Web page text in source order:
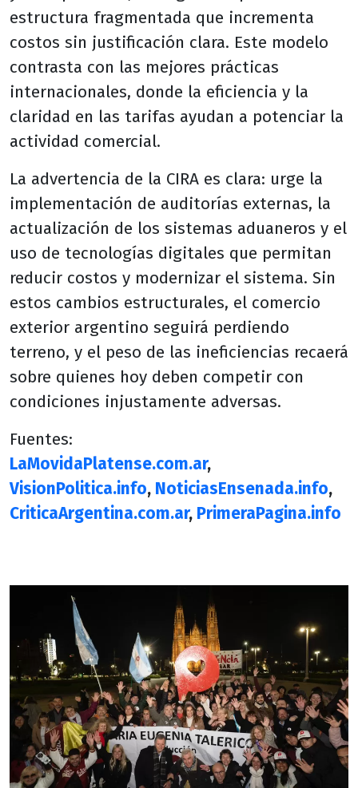
estructura fragmentada que incrementa
costos sin justificación clara. Este modelo
contrasta con las mejores prácticas
internacionales, donde la eficiencia y la
claridad en las tarifas ayudan a potenciar la
actividad comercial.
La advertencia de la CIRA es clara: urge la
implementación de auditorías externas, la
actualización de los sistemas aduaneros y el
uso de tecnologías digitales que permitan
reducir costos y modernizar el sistema. Sin
estos cambios estructurales, el comercio
exterior argentino seguirá perdiendo
terreno, y el peso de las ineficiencias recaerá
sobre quienes hoy deben competir con
condiciones injustamente adversas.
Fuentes:
LaMovidaPlatense.com.ar,
VisionPolitica.info, NoticiasEnsenada.info,
CriticaArgentina.com.ar, PrimeraPagina.info